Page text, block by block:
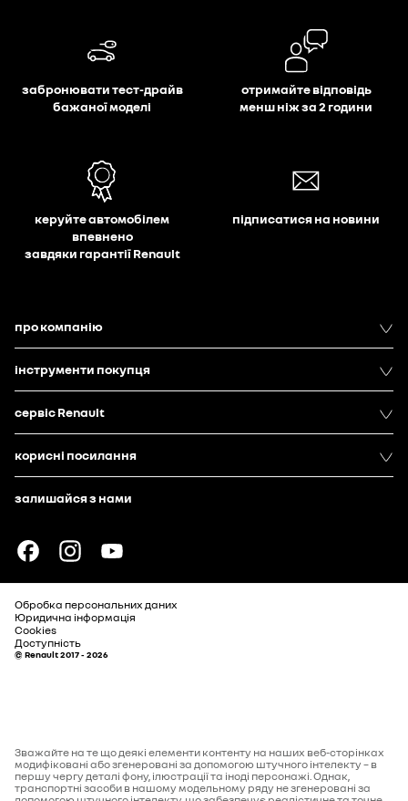
забронювати тест-драйв
бажаної моделі
отримайте відповідь
менш ніж за 2 години
керуйте автомобілем
впевнено
завдяки гарантії Renault
підписатися на новини
про компанію
інструменти покупця
сервіс Renault
корисні посилання
залишайся з нами
Обробка персональних даних
Юридична інформація
Cookies
Доступність
© Renault 2017 - 2026
Зважайте на те що деякі елементи контенту на наших веб-сторінках
модифіковані або згенеровані за допомогою штучного інтелекту – в
першу чергу деталі фону, ілюстрації та іноді персонажі. Однак,
транспортні засоби в нашому модельному ряду не згенеровані за